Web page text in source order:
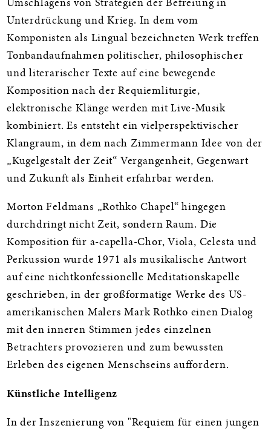
Umschlagens von Strategien der Befreiung in
Unterdrückung und Krieg. In dem vom
Komponisten als Lingual bezeichneten Werk treffen
Tonbandaufnahmen politischer, philosophischer
und literarischer Texte auf eine bewegende
Komposition nach der Requiemliturgie,
elektronische Klänge werden mit Live-Musik
kombiniert. Es entsteht ein vielperspektivischer
Klangraum, in dem nach Zimmermann Idee von der
„Kugelgestalt der Zeit“ Vergangenheit, Gegenwart
und Zukunft als Einheit erfahrbar werden.
Morton Feldmans „Rothko Chapel“ hingegen
durchdringt nicht Zeit, sondern Raum. Die
Komposition für a-capella-Chor, Viola, Celesta und
Perkussion wurde 1971 als musikalische Antwort
auf eine nichtkonfessionelle Meditationskapelle
geschrieben, in der großformatige Werke des US-
amerikanischen Malers Mark Rothko einen Dialog
mit den inneren Stimmen jedes einzelnen
Betrachters provozieren und zum bewussten
Erleben des eigenen Menschseins auffordern.
Künstliche Intelligenz
In der Inszenierung von "Requiem für einen jungen